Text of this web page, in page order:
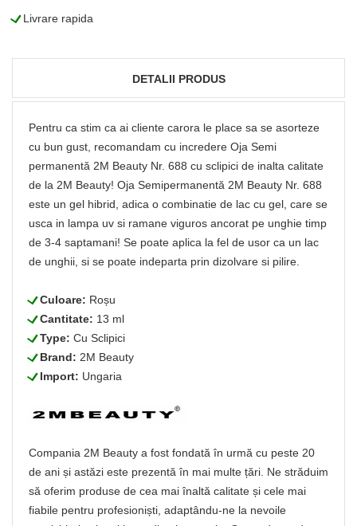
LLivrare rapida
DETALII PRODUS
Pentru ca stim ca ai cliente carora le place sa se asorteze
cu bun gust, recomandam cu incredere Oja Semi
permanentă 2M Beauty Nr. 688 cu sclipici de inalta calitate
de la 2M Beauty! Oja Semipermanentă 2M Beauty Nr. 688
este un gel hibrid, adica o combinatie de lac cu gel, care se
usca in lampa uv si ramane viguros ancorat pe unghie timp
de 3-4 saptamani! Se poate aplica la fel de usor ca un lac
de unghii, si se poate indeparta prin dizolvare si pilire.
LCuloare: Roșu
LCantitate: 13 ml
LType: Cu Sclipici
LBrand: 2M Beauty
LImport: Ungaria
Compania 2M Beauty a fost fondată în urmă cu peste 20
de ani și astăzi este prezentă în mai multe țări. Ne străduim
să oferim produse de cea mai înaltă calitate și cele mai
fiabile pentru profesioniști, adaptându-ne la nevoile